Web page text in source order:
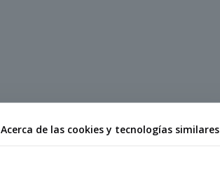
Acerca de las cookies y tecnologías similares